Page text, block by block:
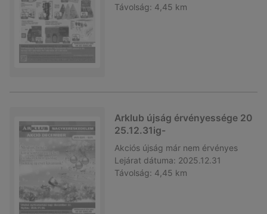
Távolság: 4,45 km
Arklub újság érvényessége 20
25.12.31ig-
Akciós újság már nem érvényes
Lejárat dátuma: 2025.12.31
Távolság: 4,45 km